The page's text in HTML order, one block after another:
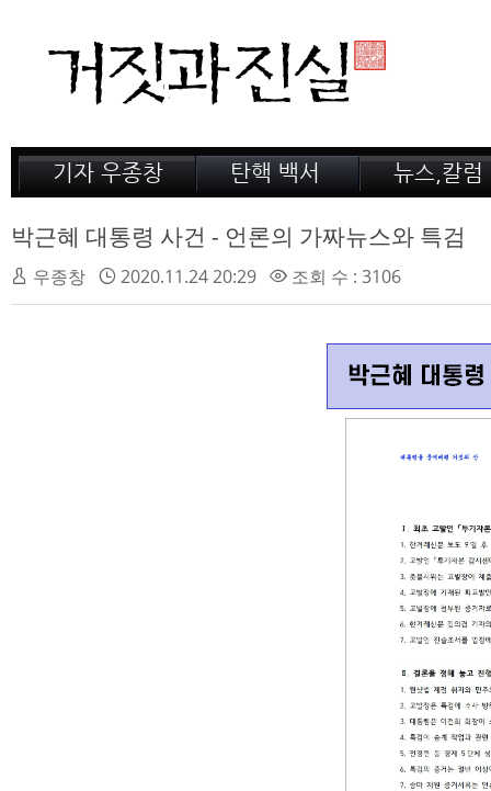
기자 우종창
저서 소개
감옥 이야기
탄핵 백서
거짓의 산
법정 녹취록
인터뷰
뉴스,칼럼
공지,새소식
정계 비화
전문가 칼럼
박근혜 대통령 사건 - 언론의 가짜뉴스와 특검
우종창 2020.11.24 20:29 조회 수 : 3106